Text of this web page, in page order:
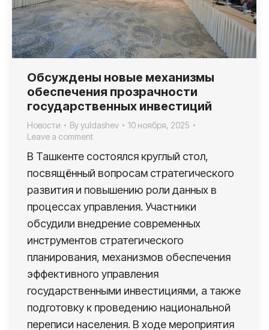
Обсуждены новые механизмы
обеспечения прозрачности
государственных инвестиций
Новости Byyuldashev
10 ноября, 2025
Leave a comment
В Ташкенте состоялся круглый стол,
посвящённый вопросам стратегического
развития и повышению роли данных в
процессах управления. Участники
обсудили внедрение современных
инструментов стратегического
планирования, механизмов обеспечения
эффективного управления
государственными инвестициями, а также
подготовку к проведению национальной
переписи населения. В ходе мероприятия